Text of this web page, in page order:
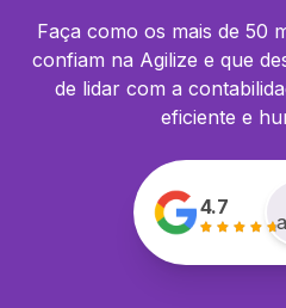
Faça como os mais de 50
confiam na Agilize e que
de lidar com a
eficiente e
4.7